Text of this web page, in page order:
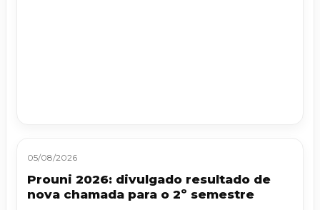
05/08/2026
Prouni 2026: divulgado resultado de
nova chamada para o 2º semestre